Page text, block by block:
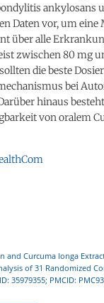
ankylosans
Daten vor, um eine
über alle
zwischen 80 mg
die beste
bei
hinaus
von oralem
and Curcuma longa
of 31 Randomized
35979355; PMCID: